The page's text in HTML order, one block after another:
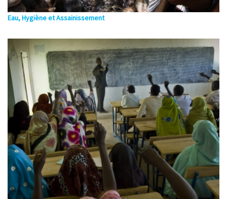
Eau, Hygiène et Assainissement